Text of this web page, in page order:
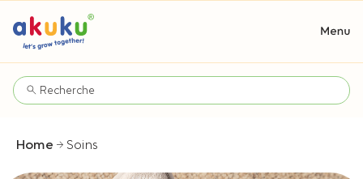
Home Soins